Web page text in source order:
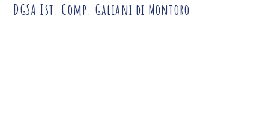
DGSA Ist. Comp. Galiani di Montoro